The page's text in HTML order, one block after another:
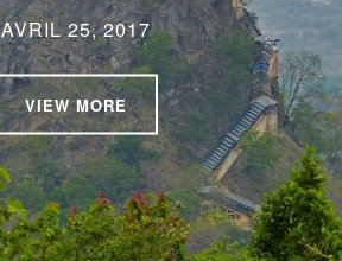
AVRIL 25, 2017
VIEW MORE